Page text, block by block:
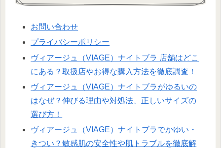
お問い合わせ
プライバシーポリシー
ヴィアージュ（VIAGE）ナイトブラ 店舗はどこ
にある？取扱店やお得な購入方法を徹底調査！
ヴィアージュ（VIAGE）ナイトブラがゆるいの
はなぜ？伸びる理由や対処法、正しいサイズの
選び方！
ヴィアージュ（VIAGE）ナイトブラでかゆい・
きつい？敏感肌の安全性や肌トラブルを徹底解